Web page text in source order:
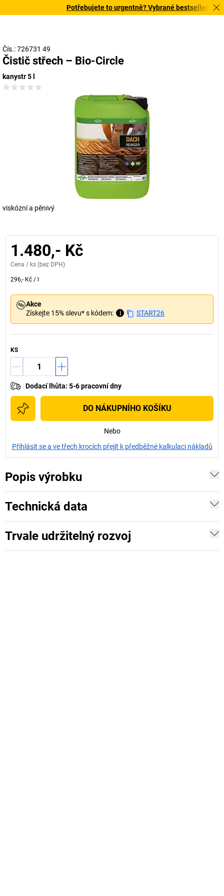
Potřebujete to urgentně? Vybrané bestsellery
Čís.: 726731 49
Čistič střech – Bio-Circle
kanystr 5 l
viskózní a pěnivý
1.480,- Kč
Cena / ks (bez DPH)
296,- Kč /
Akce
Získejte 15% slevu* s kódem:
i START26
KS
Dodací lhůta: 5-6 pracovní dny
DO NÁKUPNÍHO KOŠÍKU
Nebo
Přihlásit se a ve třech krocích přejít k předběžné kalkulaci nákladů
Popis výrobku
Technická data
Trvale udržitelný rozvoj